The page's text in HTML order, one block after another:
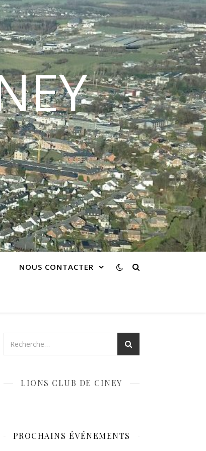
NOUS CONTACTER
LIONS CLUB DE CINEY
PROCHAINS ÉVÉNEMENTS